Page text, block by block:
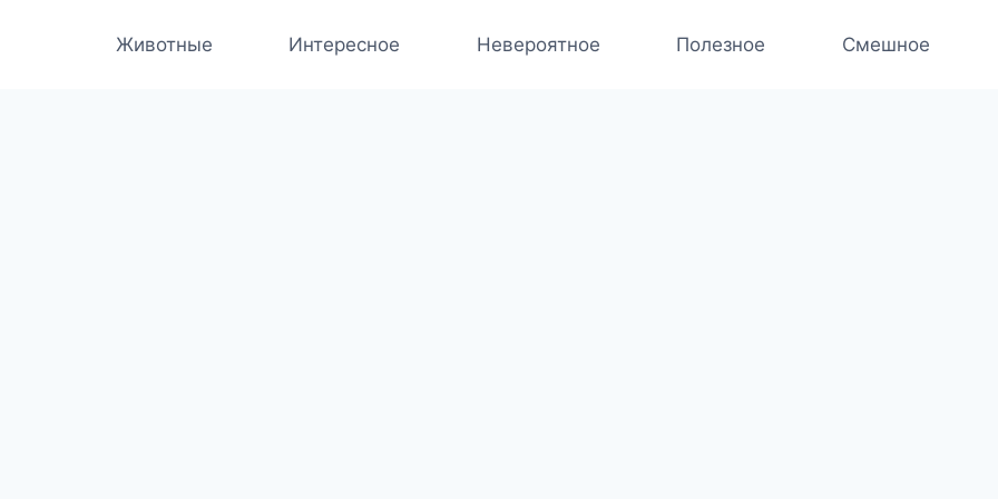
Животные Интересное Невероятное Полезное Смешное